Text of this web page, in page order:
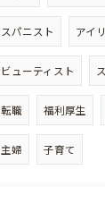
スパニスト アイ
ビューティスト
転職 福利厚生
主婦 子育て